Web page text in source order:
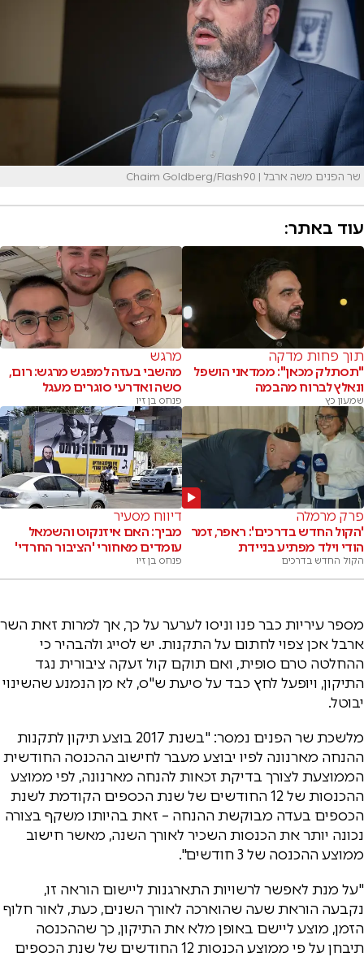
שר הפנים משה ארבל | Chaim Goldberg/Flash90
עוד באתר:
תוך פחות מדקה
"תסתלק מכאן": ממדאני הושפל
ונאלץ לברוח מהבמה
שמעון כץ
מרגש
מהשבי בעזה למפגש מרגש: רום,
סשה ואדרעי סוגרים מעגל
פנחס בן זיו
פרק מרמלה
'הקול החדש בדרכים': ראפר, זמר
הודי וילד מפתיע בניידת
הקול החדש בדרכים
דיווח מסעיר
מביך: האם איזנקוט והשמאל
עומדים מאחורי 'הציבור החרדי'
פנחס בן זיו
מספר עיריות כבר פנו וניסו לערער על כך, אך למרות זאת השר
ארבל אכן צפוי לחתום על התקנות. יש לסייג ולהבהיר כי
ההחלטה טרם סופית, ואם תוקם קול זעקה ציבורית נגד
התיקון, ויופעל לחץ כבד על סיעת ש"ס, לא מן הנמנע שהשינוי
יבוטל.
מלשכת שר הפנים נמסר: "בשנת 2017 בוצע תיקון לתקנות
ההנחה מארנונה לפיו יבוצע מעבר לחישוב ההכנסה החודשית
הממוצעת לצורך בדיקת זכאות להנחה מארנונה, לפי ממוצע
ההכנסות של 12 החודשים של שנת הכספים הקודמת לשנת
הכספים בעדה מבוקשת ההנחה – זאת בהיותו משקף בצורה
נכונה יותר את הכנסות השכיר לאורך השנה, מאשר חישוב
ממוצע ההכנסה של 3 חודשים".
"על מנת לאפשר לרשויות התארגנות ליישום הוראה זו,
נקבעה הוראת שעה שהוארכה לאורך השנים, כעת, לאור חלוף
הזמן, מוצע ליישם באופן מלא את התיקון, כך שההכנסה
תיבחן על פי ממוצע הכנסות 12 החודשים של שנת הכספים